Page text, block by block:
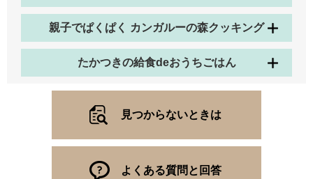
親子でぱくぱく カンガルーの森クッキング
たかつきの給食deおうちごはん
見つからないときは
よくある質問と回答